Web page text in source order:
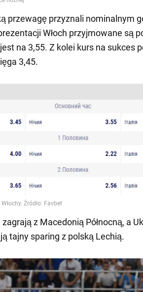
przewagę przyznali nominalnym
Włoch przyjmowane są
na 3,55. Z kolei kurs na sukces
3,45.
zagrają z Macedonią Północną, a
tajny sparing z polską Lechią.